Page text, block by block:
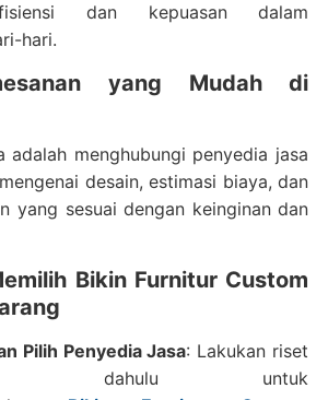
dan kepuasan dalam
hari.
yang Mudah di
adalah menghubungi penyedia jasa
desain, estimasi biaya, dan
yang sesuai dengan keinginan dan
Bikin Furnitur Custom
Pilih Penyedia Jasa: Lakukan riset
dahulu untuk